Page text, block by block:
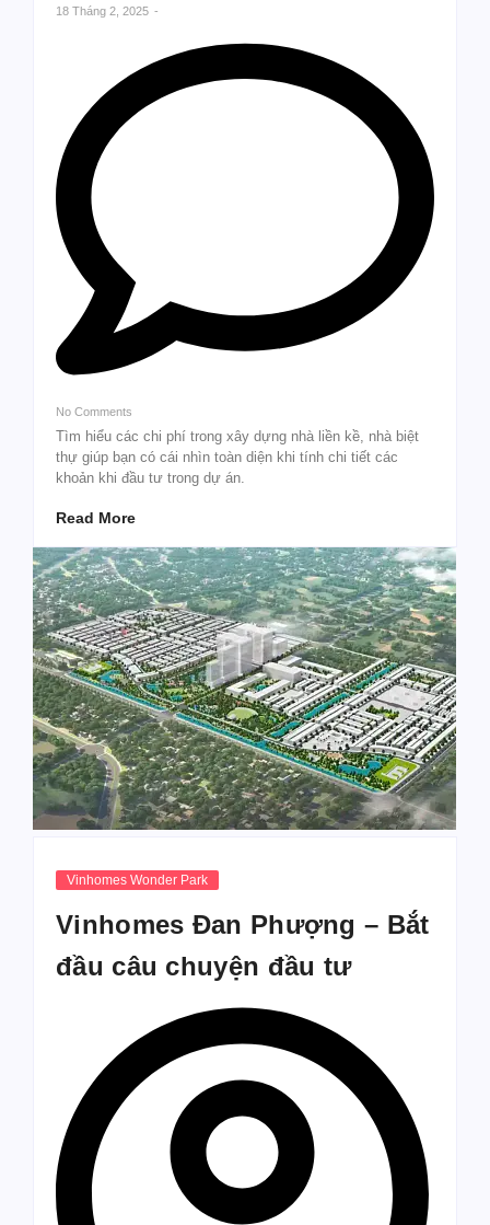
18 Tháng 2, 2025 -
No Comments
Tìm hiểu các chi phí trong xây dựng nhà liền kề, nhà biệt
thự giúp bạn có cái nhìn toàn diện khi tính chi tiết các
khoản khi đầu tư trong dự án.
Read More
Vinhomes Wonder Park
Vinhomes Đan Phượng – Bắt
đầu câu chuyện đầu tư